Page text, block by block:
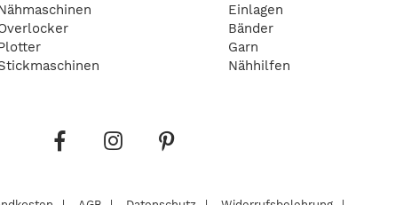
Einlagen
Bänder
Garn
Nähhilfen